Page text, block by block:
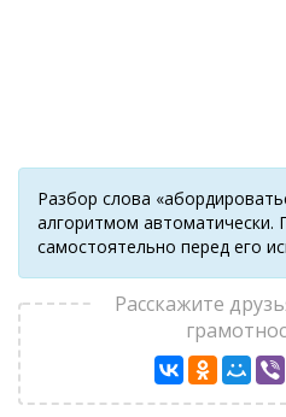
Разбор слова
алгоритмом автоматически.
самостоятельно перед его
Расскажите